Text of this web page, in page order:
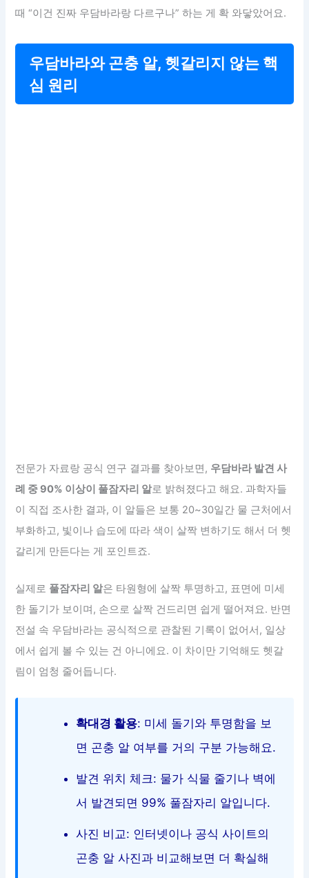
때 “이건 진짜 우담바라랑 다르구나” 하는 게 확 와닿았어요.
우담바라와 곤충 알, 헷갈리지 않는 핵
심 원리
전문가 자료랑 공식 연구 결과를 찾아보면, 우담바라 발견 사
례 중 90% 이상이 풀잠자리 알로 밝혀졌다고 해요. 과학자들
이 직접 조사한 결과, 이 알들은 보통 20~30일간 물 근처에서
부화하고, 빛이나 습도에 따라 색이 살짝 변하기도 해서 더 헷
갈리게 만든다는 게 포인트죠.
실제로 풀잠자리 알은 타원형에 살짝 투명하고, 표면에 미세
한 돌기가 보이며, 손으로 살짝 건드리면 쉽게 떨어져요. 반면
전설 속 우담바라는 공식적으로 관찰된 기록이 없어서, 일상
에서 쉽게 볼 수 있는 건 아니에요. 이 차이만 기억해도 헷갈
림이 엄청 줄어듭니다.
확대경 활용: 미세 돌기와 투명함을 보
면 곤충 알 여부를 거의 구분 가능해요.
발견 위치 체크: 물가 식물 줄기나 벽에
서 발견되면 99% 풀잠자리 알입니다.
사진 비교: 인터넷이나 공식 사이트의
곤충 알 사진과 비교해보면 더 확실해